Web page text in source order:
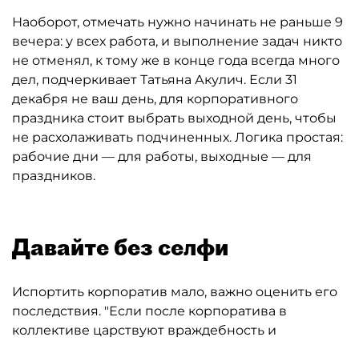
Наоборот, отмечать нужно начинать не раньше 9
вечера: у всех работа, и выполнение задач никто
не отменял, к тому же в конце года всегда много
дел, подчеркивает Татьяна Акулич. Если 31
декабря не ваш день, для корпоративного
праздника стоит выбрать выходной день, чтобы
не расхолаживать подчиненных. Логика простая:
рабочие дни — для работы, выходные — для
праздников.
Давайте без селфи
Испортить корпоратив мало, важно оценить его
последствия. "Если после корпоратива в
коллективе царствуют враждебность и